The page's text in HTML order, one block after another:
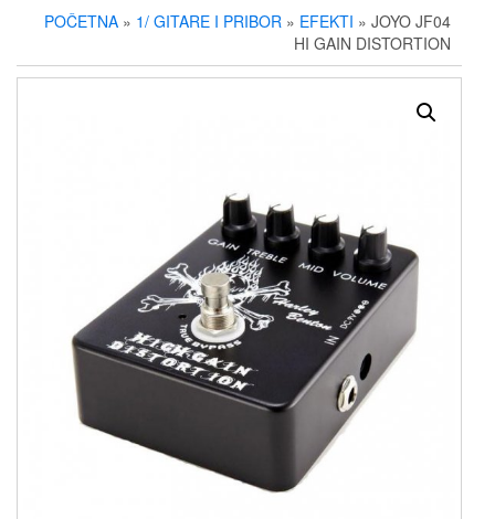
POČETNA » 1/ GITARE I PRIBOR » EFEKTI » JOYO JF04
HI GAIN DISTORTION